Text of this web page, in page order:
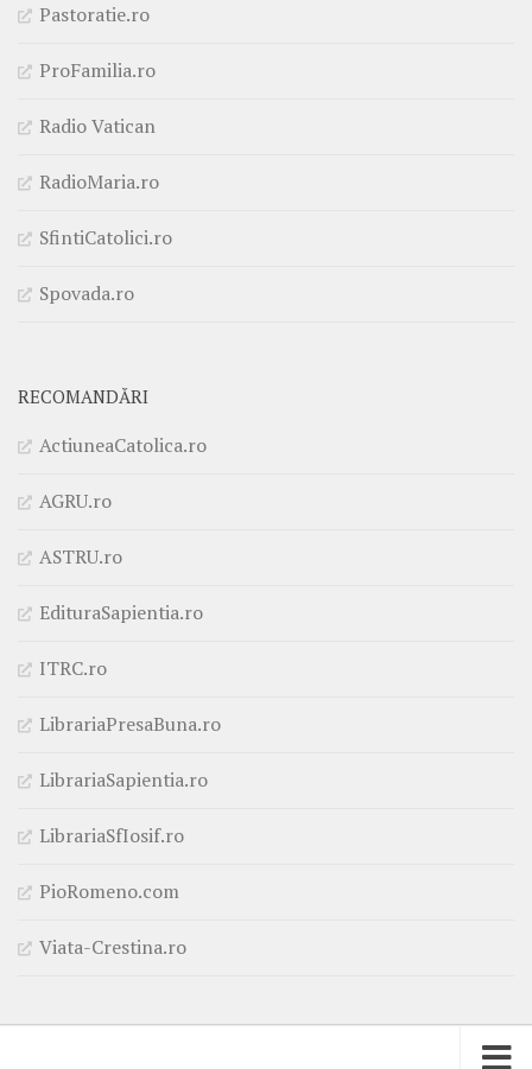
Pastoratie.ro
ProFamilia.ro
Radio Vatican
RadioMaria.ro
SfintiCatolici.ro
Spovada.ro
RECOMANDĂRI
ActiuneaCatolica.ro
AGRU.ro
ASTRU.ro
EdituraSapientia.ro
ITRC.ro
LibrariaPresaBuna.ro
LibrariaSapientia.ro
LibrariaSfIosif.ro
PioRomeno.com
Viata-Crestina.ro